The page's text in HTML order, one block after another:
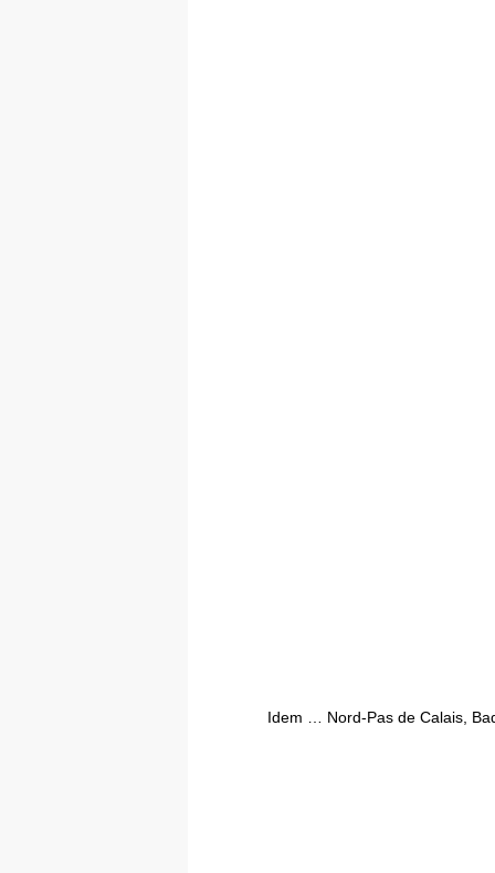
Idem … Nord-Pas de Calais,